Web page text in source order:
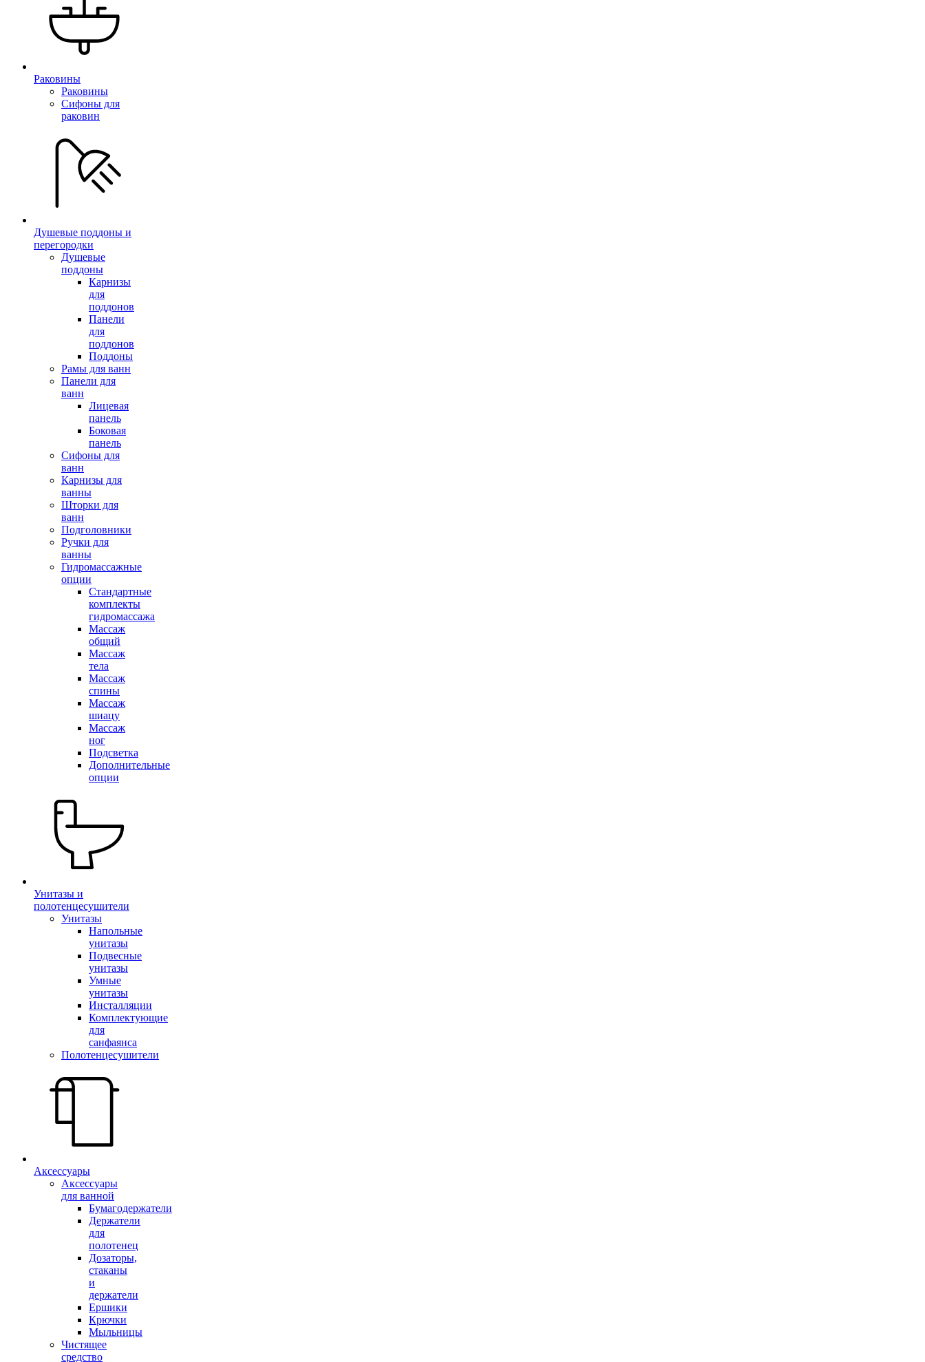
Раковины
Раковины
Сифоны для
раковин
Душевые поддоны и
перегородки
Душевые
поддоны
Карнизы
для
поддонов
Панели
для
поддонов
Поддоны
Рамы для ванн
Панели для
ванн
Лицевая
панель
Боковая
панель
Сифоны для
ванн
Карнизы для
ванны
Шторки для
ванн
Подголовники
Ручки для
ванны
Гидромассажные
опции
Стандартные
комплекты
гидромассажа
Массаж
общий
Массаж
тела
Массаж
спины
Массаж
шиацу
Массаж
ног
Подсветка
Дополнительные
опции
Унитазы и
полотенцесушители
Унитазы
Напольные
унитазы
Подвесные
унитазы
Умные
унитазы
Инсталляции
Комплектующие
для
санфаянса
Полотенцесушители
Аксессуары
Аксессуары
для ванной
Бумагодержатели
Держатели
для
полотенец
Дозаторы,
стаканы
и
держатели
Ершики
Крючки
Мыльницы
Чистящее
средство